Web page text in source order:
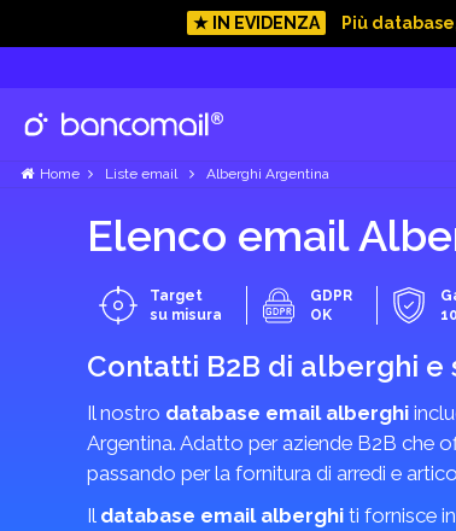
★ IN EVIDENZA Più
Home Liste email Alberghi Argentina
Elenco email
Target
su misura
GDPR
OK
Contatti B2B di alberghi
Il nostro database email alberghi
Argentina. Adatto per aziende B2B che
passando per la fornitura di arredi e
Il database email alberghi ti fornisce